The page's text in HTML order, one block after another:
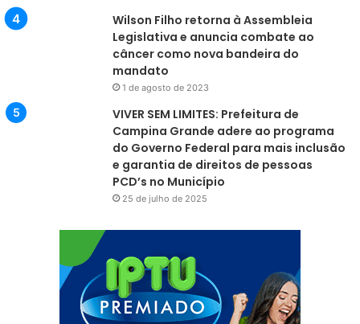
Wilson Filho retorna à Assembleia
Legislativa e anuncia combate ao
câncer como nova bandeira do
mandato
1 de agosto de 2023
VIVER SEM LIMITES: Prefeitura de
Campina Grande adere ao programa
do Governo Federal para mais inclusão
e garantia de direitos de pessoas
PCD’s no Município
25 de julho de 2025